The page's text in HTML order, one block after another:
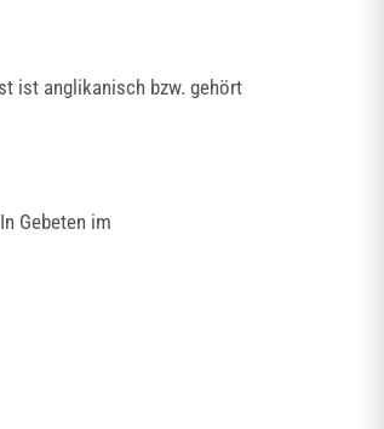
ist anglikanisch bzw. gehört
Gebeten im